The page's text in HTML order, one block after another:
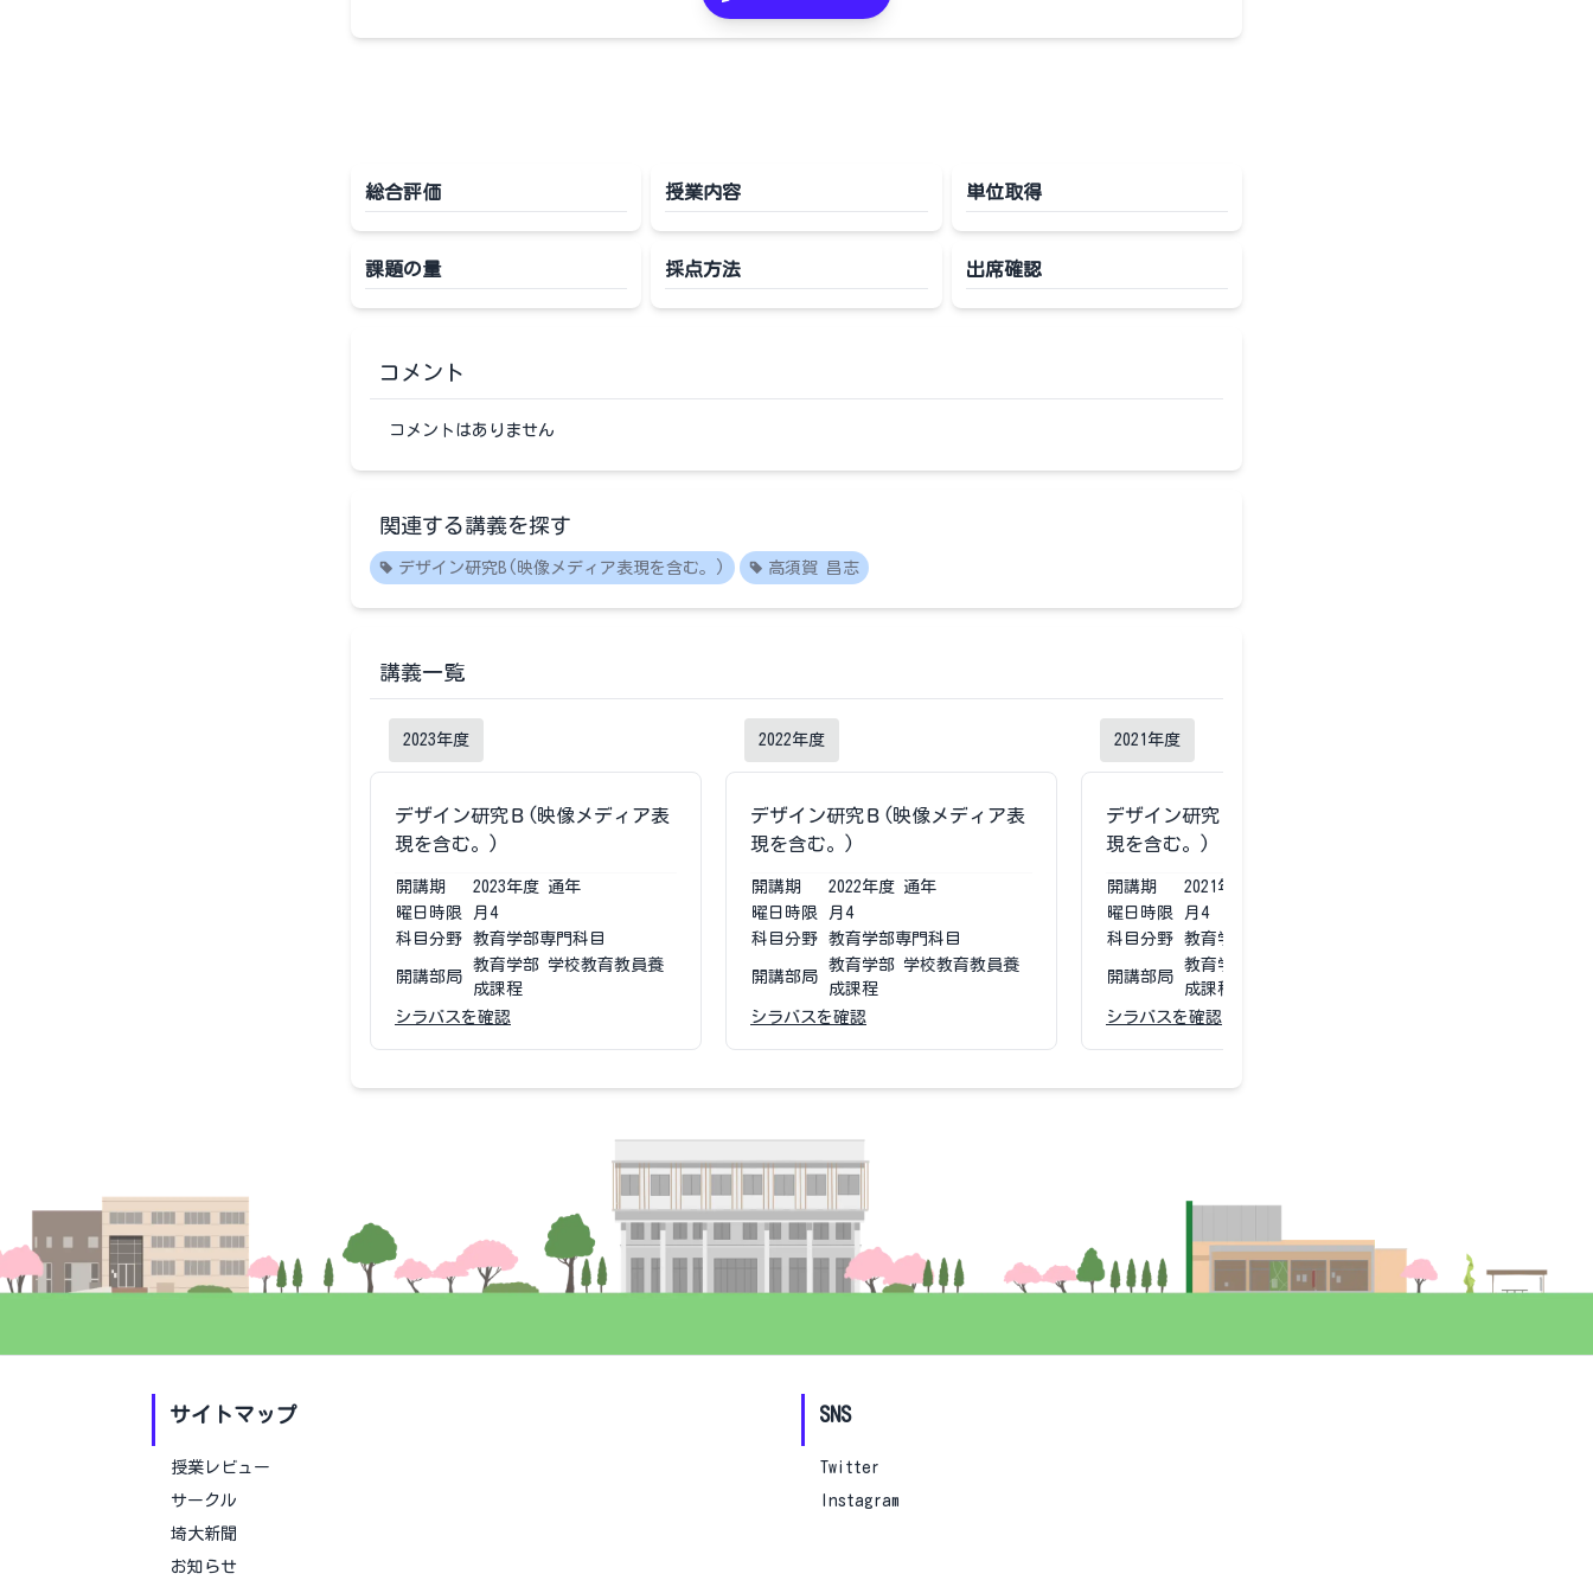
総合評価 授業内容 単位取得
課題の量 採点方法 出席確認
コメント
コメントはありません
関連する講義を探す
デザイン研究B(映像メディア表現を含む。) 高須賀 昌志
講義一覧
2023年度
デザイン研究Ｂ(映像メディア表
現を含む。)
開講期 2023年度 通年
曜日時限
月4
科目分野
教育学部専門科目
開講部局
教育学部 学校教育教員養
成課程
シラバスを確認
2022年度
デザイン研究Ｂ(映像メディア表
現を含む。)
開講期 2022年度 通年
曜日時限
月4
科目分野
教育学部専門科目
開講部局
教育学部 学校教育教員養
成課程
シラバスを確認
2021 年度
デザイン研究Ｂ(映像メディア表
現を含む。)
開講期 2021 年度
曜日時限
月4
科目分野
教育学部専門科目
開講部局
教育学部 学校教育教員養
成課程
シラバスを確認
サイトマップ
授業レビュー
サークル
埼大新聞
お知らせ
SNS
Twitter
Instagram